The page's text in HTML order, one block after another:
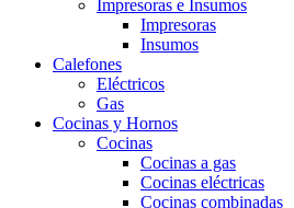
Impresoras e Insumos
Impresoras
Insumos
Calefones
Eléctricos
Gas
Cocinas y Hornos
Cocinas
Cocinas a gas
Cocinas eléctricas
Cocinas combinadas